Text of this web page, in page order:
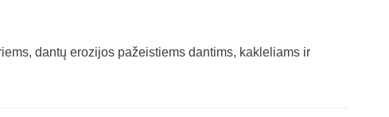
dantų erozijos pažeistiems dantims, kakleliams ir